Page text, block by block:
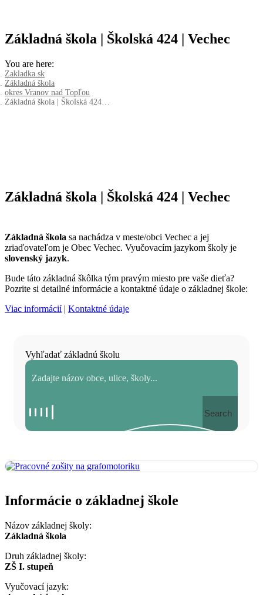
Základná škola | Školská 424 | Vechec
You are here:
Zakladka.sk
Základná škola
okres Vranov nad Topľou
Základná škola | Školská 424…
Základná škola | Školská 424 | Vechec
Základná škola sa nachádza v meste/obci Vechec a jej
zriaďovateľom je Obec Vechec. Vyučovacím jazykom školy je
slovenský jazyk.
Bude táto základná škôlka tým pravým miesto pre vaše dieťa?
Pozrite si detailné informácie a kontaktné údaje o základnej škole:
Viac informácií| Kontaktné údaje
Vyhľadať základnú školu
Search
Informácie o základnej škole
Názov základnej školy:
Základná škola
Druh základnej školy:
ZŠ I. stupeň
Vyučovací jazyk: